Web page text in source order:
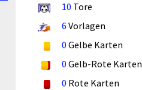
10 Tore
6 Vorlagen
0 Gelbe Karten
0 Gelb-Rote Karten
0 Rote Karten